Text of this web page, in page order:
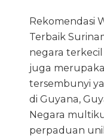
Rekomendasi
Terbaik
negara
juga
tersembunyi
di Guyana,
Negara
perpaduan